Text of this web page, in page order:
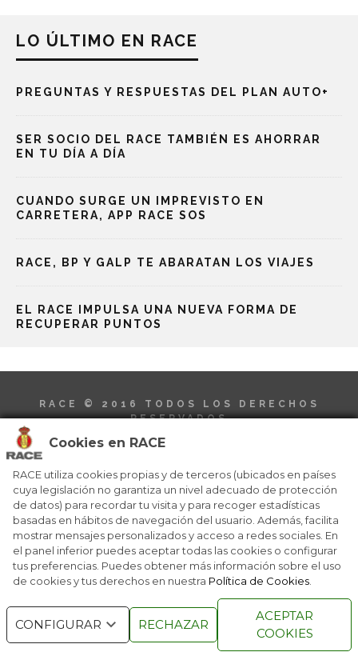
Cookies en RACE
RACE utiliza cookies propias y de terceros (ubicados en países
cuya legislación no garantiza un nivel adecuado de protección
de datos) para recordar tu visita y para recoger estadísticas
basadas en hábitos de navegación del usuario. Además, facilita
mostrar mensajes personalizados y acceso a redes sociales. En
el panel inferior puedes aceptar todas las cookies o configurar
tus preferencias. Puedes obtener más información sobre el uso
de cookies y tus derechos en nuestra Política de Cookies
CONFIGURAR RECHAZAR
ACEPTAR
COOKIES
LO ÚLTIMO EN RACE
PREGUNTAS Y RESPUESTAS DEL PLAN AUTO+
SER SOCIO DEL RACE TAMBIÉN ES AHORRAR
EN TU DÍA A DÍA
CUANDO SURGE UN IMPREVISTO EN
CARRETERA, APP RACE SOS
RACE, BP Y GALP TE ABARATAN LOS VIAJES
EL RACE IMPULSA UNA NUEVA FORMA DE
RECUPERAR PUNTOS
RACE © 2016
TODOS LOS DERECHOS
RESERVADOS
QUIENES SOMOS
NÚMEROS ANTERIORES
CONTACTO
AVISO LEGAL
POLÍTICA DE COOKIES